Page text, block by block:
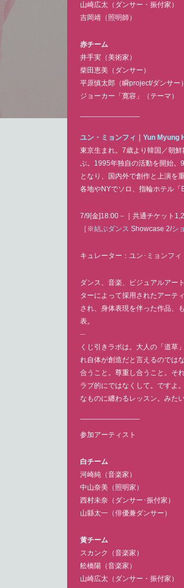
山崎広太（ダンサー・振付家）
吉岡靖（照明師）
赤チーム
井手実（美術家）
柴田恵美（ダンサー）
平原慎太郎（瞬project/ダンサー）
ジョーカー「寛容」（テーマ）
ユン・ミョンフィ｜ Yun Myung
東京生まれ。7歳より韓国／朝
ぶ。1995年独自の活動を開始。
となり、国内外で創作と上演を
各地やNYでソロ、指輪ホテル「
7/9[金]18:00－｜共通チケット
［※結ぶダンス Showcase 2/シ
キュレーター：ユン･ミョンフィ
ダンス、音楽、ビジュアルアー
ターによって採用されたアーテ
され、身体表現を伴った作品、
表。
─
くじ引きラボは。大人の「道草
れ自体が創造だと言えるのでは
合うこと。尊重し合うこと。そ
ラブ的にではなくして。ですよ
なものに纏わるレッスン。みた
参加アーティスト
白チーム
河崎純（音楽家）
中山奈美（照明家）
西村未奈（ダンサー･振付家）
山縣太一（俳優兼ダンサー）
黄チーム
スカンク（音楽家）
舩橋陽（音楽家）
山崎広太（ダンサー・振付家）